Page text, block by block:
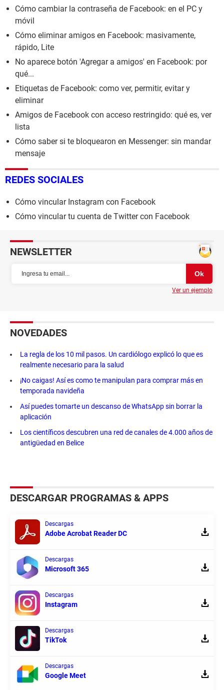
Cómo cambiar la contraseña de Facebook: en el PC y
móvil
Cómo eliminar amigos en Facebook: masivamente,
rápido, Lite
No aparece botón 'Agregar a amigos' en Facebook: por
qué...
Etiquetas de Facebook: como ver, permitir, evitar y
eliminar
Amigos de Facebook con acceso restringido: qué es, ver
lista
Cómo saber si te bloquearon en Messenger: sin mandar
mensaje
REDES SOCIALES
Cómo vincular Instagram con Facebook
Cómo vincular tu cuenta de Twitter con Facebook
NEWSLETTER
Ver un ejemplo
NOVEDADES
La regla de los 10 mil pasos. Un cardiólogo explicó lo que es
realmente necesario para la salud
¡No caigas! Así es como te manipulan para comprar más en
temporada navideña
Así puedes tomarte un descanso de WhatsApp sin borrar la
aplicación
Los científicos descubren una red de canales de 4.000 años de
antigüedad en Belice
DESCARGAR PROGRAMAS & APPS
Descargas
Adobe Acrobat Reader DC
Descargas
Microsoft 365
Descargas
Instagram
Descargas
TikTok
Descargas
Google Meet